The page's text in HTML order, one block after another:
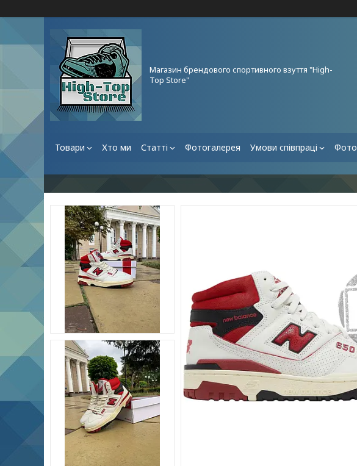
Магазин брендового спортивного взуття "High-
Top Store"
Товари Хто ми Статті Фотогалерея Умови співпраці Фото